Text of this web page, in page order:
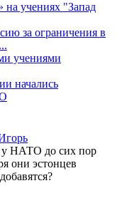
на учениях "Запад
за ограничения в
учениями
начались
у НАТО до сих пор
они эстонцев